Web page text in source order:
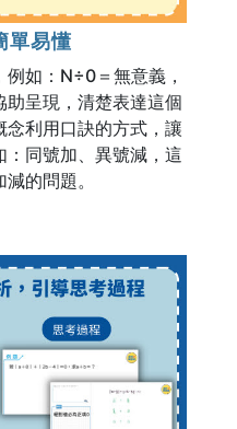
單易懂
如：N÷0＝無意義，
呈現，清楚表達這個
利用口訣的方式，讓
同號加、異號減，這
的問題。